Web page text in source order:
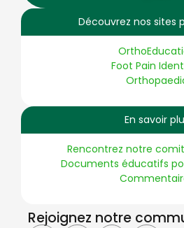
Découvrez nos sites
Foot Pain
En savoir
Rencontrez notre
Documents éducatifs
Rejoignez notre